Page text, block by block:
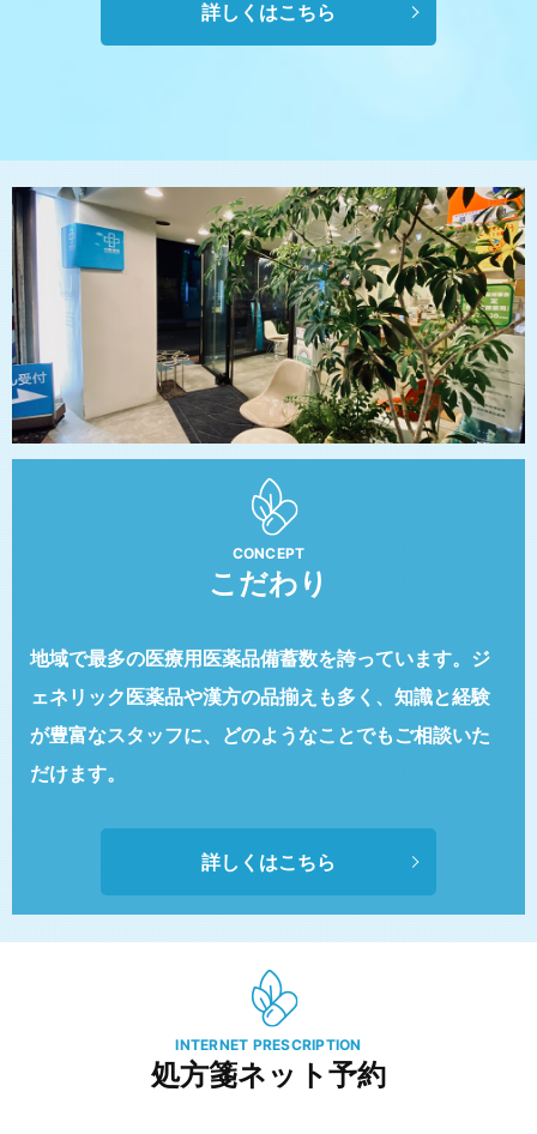
詳しくはこちら
CONCEPT
こだわり
地域で最多の医療用医薬品備蓄数を誇っています。 ジ
ェネリック医薬品や漢方の品揃えも多く、 知識と経験
が豊富なスタッフに、 どのようなことでもご相談いた
だけます。
詳しくはこちら
INTERNET PRESCRIPTION
処方箋ネット予約